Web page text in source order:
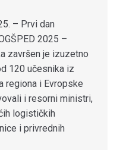
– Prvi dan
2025 –
završen je izuzetno
120 učesnika iz
regiona i Evropske
i resorni ministri,
logističkih
i privrednih